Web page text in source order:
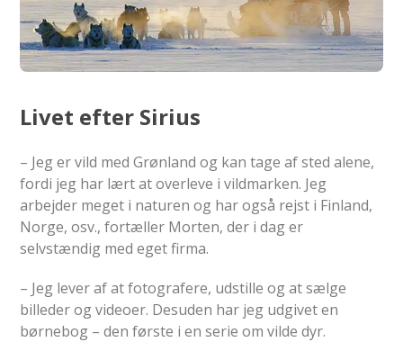
Livet efter Sirius
– Jeg er vild med Grønland og kan tage af sted alene,
fordi jeg har lært at overleve i vildmarken. Jeg
arbejder meget i naturen og har også rejst i Finland,
Norge, osv., fortæller Morten, der i dag er
selvstændig med eget firma.
– Jeg lever af at fotografere, udstille og at sælge
billeder og videoer. Desuden har jeg udgivet en
børnebog – den første i en serie om vilde dyr.